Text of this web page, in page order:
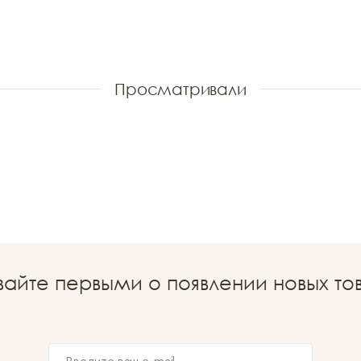
Просматривали
первыми о появлении новых